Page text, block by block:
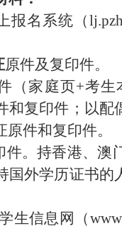
报名系统（
原件及复印件。
（家庭页+考生
和复印件；以
原件和复印件。
件。持香港、澳
国外学历证书
生信息网（